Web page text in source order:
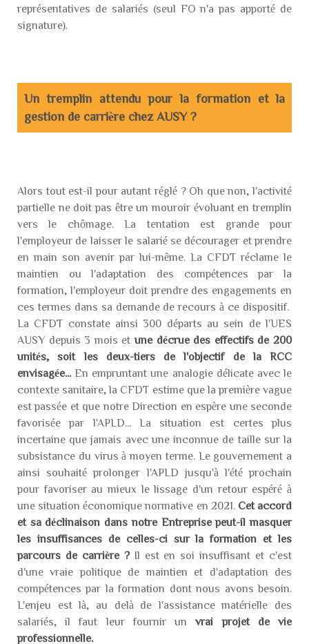
représentatives de salariés (seul FO n'a pas apporté de
signature).
Un tremplin attendu pour la formation et la
gestion de carrière chez AUSY ?
Alors tout est-il pour autant réglé ? Oh que non, l'activité
partielle ne doit pas être un mouroir évoluant en tremplin
vers le chômage. La tentation est grande pour
l'employeur de laisser le salarié se décourager et prendre
en main son avenir par lui-même. La CFDT réclame le
maintien ou l'adaptation des compétences par la
formation, l'employeur doit prendre des engagements en
ces termes dans sa demande de recours à ce dispositif.
La CFDT constate ainsi 300 départs au sein de l'UES
AUSY depuis 3 mois etune décrue des effectifs de 200
unités, soit les deux-tiers de l'objectif de la RCC
envisagée... En empruntant une analogie délicate avec le
contexte sanitaire, la CFDT estime que la première vague
est passée et que notre Direction en espère une seconde
favorisée par l'APLD... La situation est certes plus
incertaine que jamais avec une inconnue de taille sur la
subsistance du virus à moyen terme. Le gouvernement a
ainsi souhaité prolonger l'APLD jusqu'à l'été prochain
pour favoriser au mieux le lissage d'un retour espéré à
une situation économique normative en 2021. Cet accord
et sa déclinaison dans notre Entreprise peut-il masquer
les insuffisances de celles-ci sur la formation et les
parcours de carrière ?Il est en soi insuffisant et c'est
d'une vraie politique de maintien et d'adaptation des
compétences par la formation dont nous avons besoin.
L'enjeu est là, au delà de l'assistance matérielle des
salariés, il faut leur fournir unvrai projet de vie
professionnelle.